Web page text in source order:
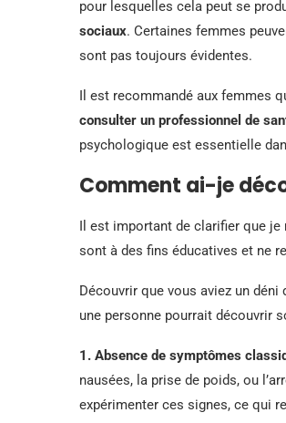
pour lesquelles cela peut se
sociaux. Certaines femmes
sont pas toujours évidentes.
Il est recommandé aux femmes
consulter un professionnel de
psychologique est essentielle
Comment ai-je
Il est important de clarifier que
sont à des fins éducatives et ne
Découvrir que vous aviez un
une personne pourrait découvrir
1. Absence de symptômes
nausées, la prise de poids, ou
expérimenter ces signes, ce qui